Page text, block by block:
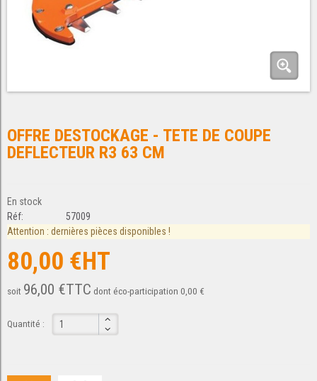
OFFRE DESTOCKAGE - TETE DE COUPE
DEFLECTEUR R3 63 CM
En stock
Réf:
57009
Attention : dernières pièces disponibles !
80,00 €HT
soit 96,00 €TTC dont éco-participation 0,00 €
Quantité :